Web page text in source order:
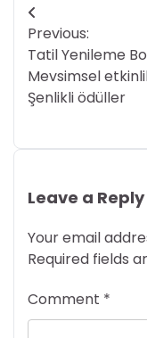
Post
Previous:
Tatil Yenileme
Mevsimsel
Şenlikli ödüller
Leave a Reply
Your email
Required fields
Comment *